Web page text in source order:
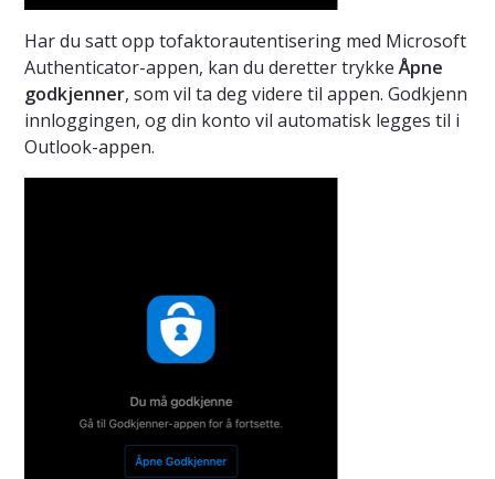
Har du satt opp tofaktorautentisering med Microsoft
Authenticator-appen, kan du deretter trykkeÅpne
godkjenner, som vil ta deg videre til appen. Godkjenn
innloggingen, og din konto vil automatisk legges til i
Outlook-appen.